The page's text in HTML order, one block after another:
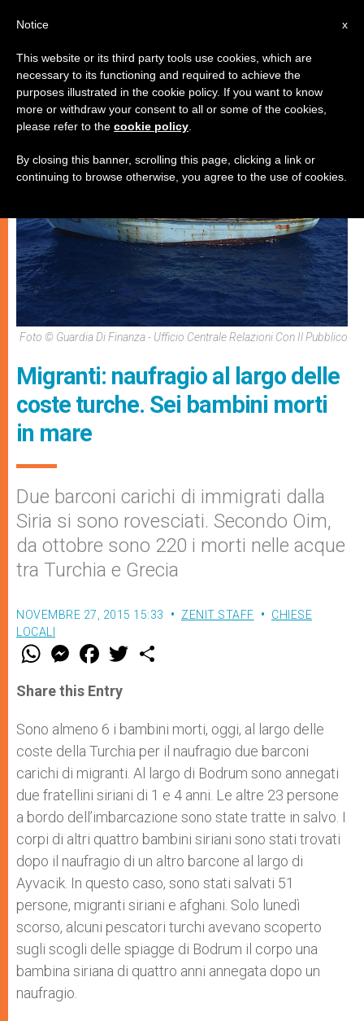
CHIESE LOCALI
Foto © Guardia Di Finanza - Ufficio Centrale Relazioni Con Il Pubblico
Migranti: naufragio al largo delle
coste turche. Sei bambini morti
in mare
Due barconi carichi di immigrati dalla
Siria si sono rovesciati. Secondo Oim,
da ottobre sono 220 i morti nelle acque
tra Turchia e Grecia
NOVEMBRE 27, 2015 15:33 ZENIT STAFF
CHIESE
LOCALI
W
t
s
p
p
M
e
s
e
g
e
F
a
e
b
o
k
w
r
Share this Entry
Sono almeno 6 i bambini morti, oggi, al largo delle
coste della Turchia per il naufragio due barconi
carichi di migranti. Al largo di Bodrum sono annegati
due fratellini siriani di 1 e 4 anni. Le altre 23 persone
a bordo dell’imbarcazione sono state tratte in salvo. I
corpi di altri quattro bambini siriani sono stati trovati
dopo il naufragio di un altro barcone al largo di
Ayvacik. In questo caso, sono stati salvati 51
persone, migranti siriani e afghani. Solo lunedì
scorso, alcuni pescatori turchi avevano scoperto
sugli scogli delle spiagge di Bodrum il corpo una
bambina siriana di quattro anni annegata dopo un
naufragio.
x
Notice
This website or its third party tools use cookies, which are
necessary to its functioning and required to achieve the
purposes illustrated in the cookie policy. If you want to know
more or withdraw your consent to all or some of the cookies,
please refer to the cookie policy
By closing this banner, scrolling this page, clicking a link or
continuing to browse otherwise, you agree to the use of cookies.